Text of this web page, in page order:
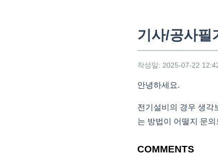
기사/공사필
작성일: 2025-07-22
안녕하세요.
전기설비의 경우 생각
는 방법이 어떨지 문
COMMENTS